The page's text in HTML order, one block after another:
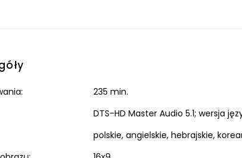
235 min.
DTS-HD Master Audio 5.1; wersja
polskie, angielskie, hebrajskie,